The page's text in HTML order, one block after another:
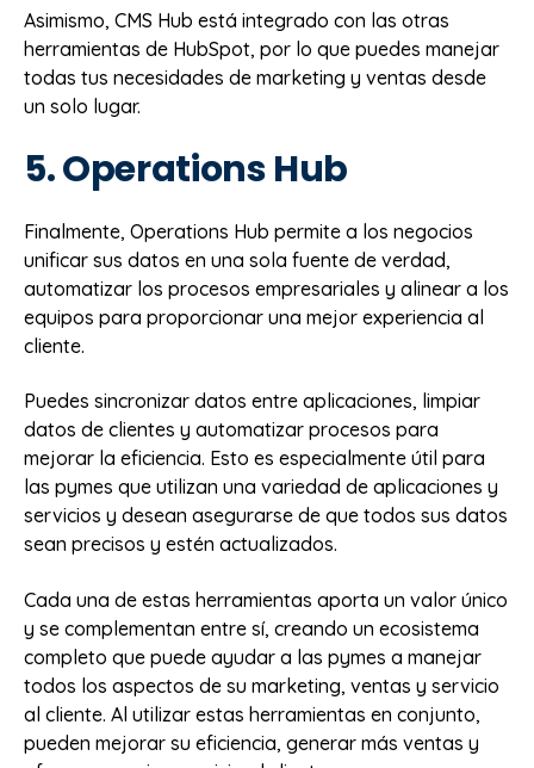
Asimismo, CMS Hub está integrado con las otras
herramientas de HubSpot, por lo que puedes manejar
todas tus necesidades de marketing y ventas desde
un solo lugar.
5. Operations Hub
Finalmente, Operations Hub permite a los negocios
unificar sus datos en una sola fuente de verdad,
automatizar los procesos empresariales y alinear a los
equipos para proporcionar una mejor experiencia al
cliente.
Puedes sincronizar datos entre aplicaciones, limpiar
datos de clientes y automatizar procesos para
mejorar la eficiencia. Esto es especialmente útil para
las pymes que utilizan una variedad de aplicaciones y
servicios y desean asegurarse de que todos sus datos
sean precisos y estén actualizados.
Cada una de estas herramientas aporta un valor único
y se complementan entre sí, creando un ecosistema
completo que puede ayudar a las pymes a manejar
todos los aspectos de su marketing, ventas y servicio
al cliente. Al utilizar estas herramientas en conjunto,
pueden mejorar su eficiencia, generar más ventas y